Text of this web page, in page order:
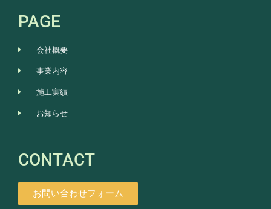
PAGE
会社概要
事業内容
施工実績
お知らせ
CONTACT
お問い合わせフォーム